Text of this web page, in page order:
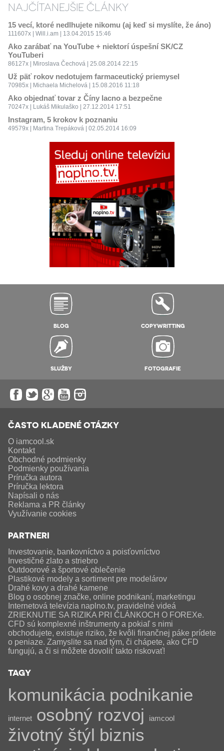
NAJČÍTANEJŠIE ČLÁNKY
15 vecí, ktoré nedlhujete nikomu (aj keď si myslíte, že áno)
111607x | Will.i.am | 13.04.2015 15:46
Ako zarábať na YouTube + niektorí úspešní SK/CZ
YouTuberi
86127x | Miroslava Čechová | 25.08.2014 22:15
Už päť rokov nedotujem farmaceutický priemysel
70985x | Michaela Michelová | 15.08.2016 11:18
Ako objednať tovar z Číny lacno a bezpečne
70247x | Lukáš Mikulaško | 27.12.2014 17:51
Instagram, 5 krokov k poznaniu
49579x | Martina Trepáková | 02.05.2014 16:09
BLOG COPYWRITTING
SLUŽBY FOTOGRAFIE
ČASTO KLADENÉ OTÁZKY
O iamcool.sk
Kontakt
Obchodné podmienky
Podmienky používania
Príručka autora
Príručka lektora
Napísali o nás
Reklama a PR články
Využívanie cookies
PARTNERI
Investovanie, bankovníctvo a poisťovníctvo
Investičné zlato a striebro
Outdoorové a športové oblečenie
Plastikové modely a sortiment pre modelárov
Drahé kovy a drahé kamene
Blog o osobnej značke, online podnikaní, marketingu
Internetová televízia naplno.tv, pravidelné videá
ZRIEKNUTIE SA RIZIKA PRI ČLÁNKOCH O FOREXe.
CFD sú komplexné inštrumenty a pokiaľ s nimi
obchodujete, existuje riziko, že kvôli finančnej páke prídete
o peniaze. Zamyslite sa nad tým, či chápete, ako CFD
fungujú, a či si môžete dovoliť takto riskovať!
TAGY
komunikácia podnikanie
internet osobný rozvoj iamcool
životný štýl biznis